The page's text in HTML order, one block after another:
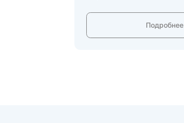
Кыргызстана в Россию
профессионалам!
Подробнее